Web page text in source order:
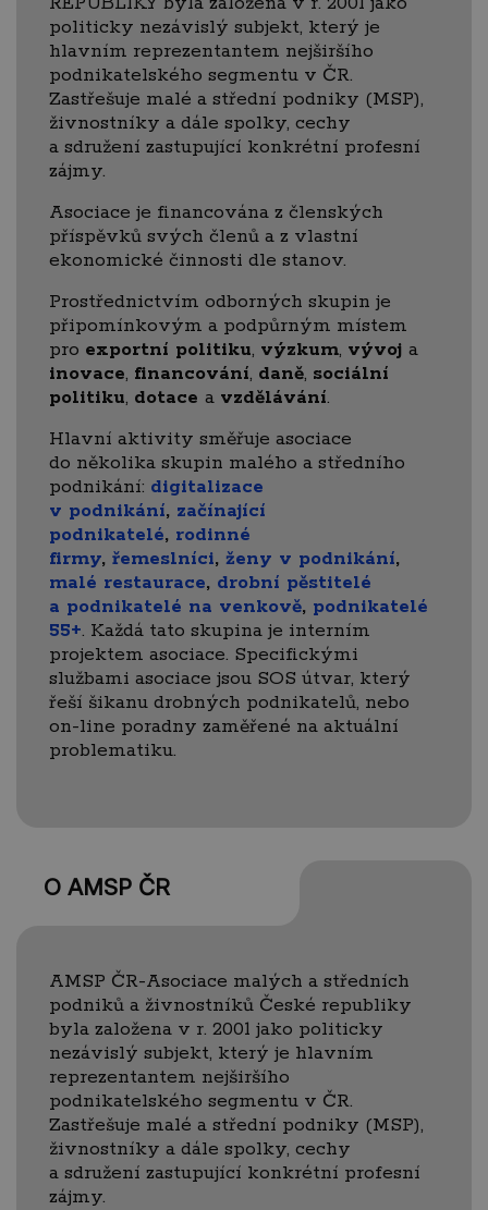
politicky nezávislý subjekt, který je
hlavním reprezentantem nejširšího
podnikatelského segmentu v ČR.
Zastřešuje malé a střední podniky (MSP),
živnostníky a dále spolky, cechy
a sdružení zastupující konkrétní profesní
zájmy.
Asociace je financována z členských
příspěvků svých členů a z vlastní
ekonomické činnosti dle stanov.
Prostřednictvím odborných skupin je
připomínkovým a podpůrným místem
pro exportní politiku, výzkum, vývoj a
inovace, financování, daně, sociální
politiku, dotace a vzdělávání.
Hlavní aktivity směřuje asociace
do několika skupin malého a středního
podnikání: digitalizace
v podnikání, začínající
podnikatelé, rodinné
firmy, řemeslníci, ženy v podnikání,
malé restaurace, drobní pěstitelé
a podnikatelé na venkově, podnikatelé
55+. Každá tato skupina je interním
projektem asociace. Specifickými
službami asociace jsou SOS útvar, který
řeší šikanu drobných podnikatelů, nebo
on-line poradny zaměřené na aktuální
problematiku.
O AMSP ČR
AMSP ČR-Asociace malých a středních
podniků a živnostníků České republiky
byla založena v r. 2001 jako politicky
nezávislý subjekt, který je hlavním
reprezentantem nejširšího
podnikatelského segmentu v ČR.
Zastřešuje malé a střední podniky (MSP),
živnostníky a dále spolky, cechy
a sdružení zastupující konkrétní profesní
zájmy.